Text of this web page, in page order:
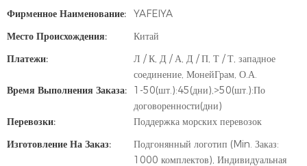
Фирменное Наименование:
YAFEIYA
Место Происхождения:
Китай
Платежи:
Л / К, Д / А, Д / П, Т / Т, западное
соединение, МонейГрам, О.А.
Время Выполнения Заказа:
1-50(шт.):45(дни),>50(шт.):По
договоренности(дни)
Перевозки:
Поддержка морских перевозок
Изготовление На Заказ:
Подгонянный логотип (Min. Заказ:
1000 комплектов), Индивидуальная